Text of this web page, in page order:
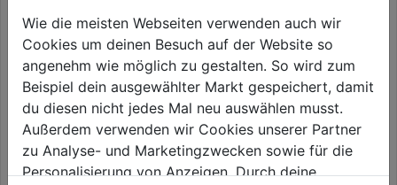
Refill Strips ELASTIC EasyAid
19x72mm
0.0 (0)
0.0
Refill Fingerkuppenpflaster
ELASTIC EasyAid
0.0 (0)
0.0
Wie die meisten Webseiten verwenden auch wir
Cookies um deinen Besuch auf der Website so
angenehm wie möglich zu gestalten. So wird zum
Beispiel dein ausgewählter Markt gespeichert, damit
du diesen nicht jedes Mal neu auswählen musst.
Außerdem verwenden wir Cookies unserer Partner
zu Analyse- und Marketingzwecken sowie für die
Personalisierung von Anzeigen. Durch deine